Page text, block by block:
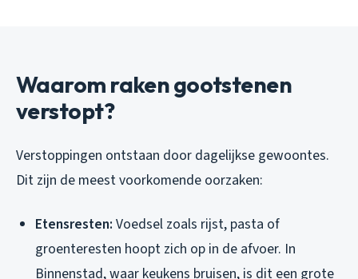
Waarom raken gootstenen
verstopt?
Verstoppingen ontstaan door dagelijkse gewoontes.
Dit zijn de meest voorkomende oorzaken:
Etensresten: Voedsel zoals rijst, pasta of
groenteresten hoopt zich op in de afvoer. In
Binnenstad, waar keukens bruisen, is dit een grote